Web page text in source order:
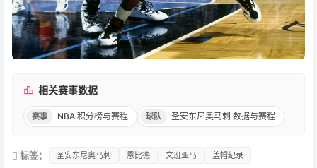
相关赛事数据
赛事 NBA 积分榜与赛程 球队 圣安东尼奥马刺 数据与赛程
标签： 圣安东尼奥马刺 恩比德 文班亚马 盖帽纪录